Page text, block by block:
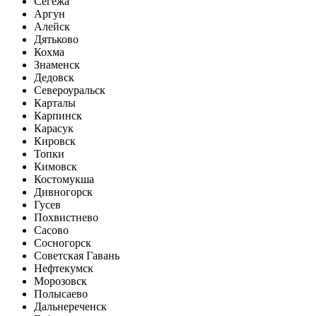
Аргун
Алейск
Дятьково
Кохма
Знаменск
Дедовск
Североуральск
Карталы
Карпинск
Карасук
Кировск
Топки
Кимовск
Костомукша
Дивногорск
Гусев
Похвистнево
Сасово
Сосногорск
Советская Гавань
Нефтекумск
Морозовск
Полысаево
Дальнереченск